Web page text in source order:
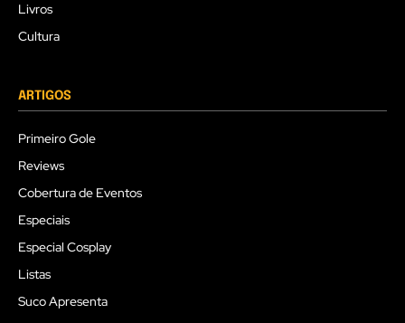
Livros
Cultura
ARTIGOS
Primeiro Gole
Reviews
Cobertura de Eventos
Especiais
Especial Cosplay
Listas
Suco Apresenta